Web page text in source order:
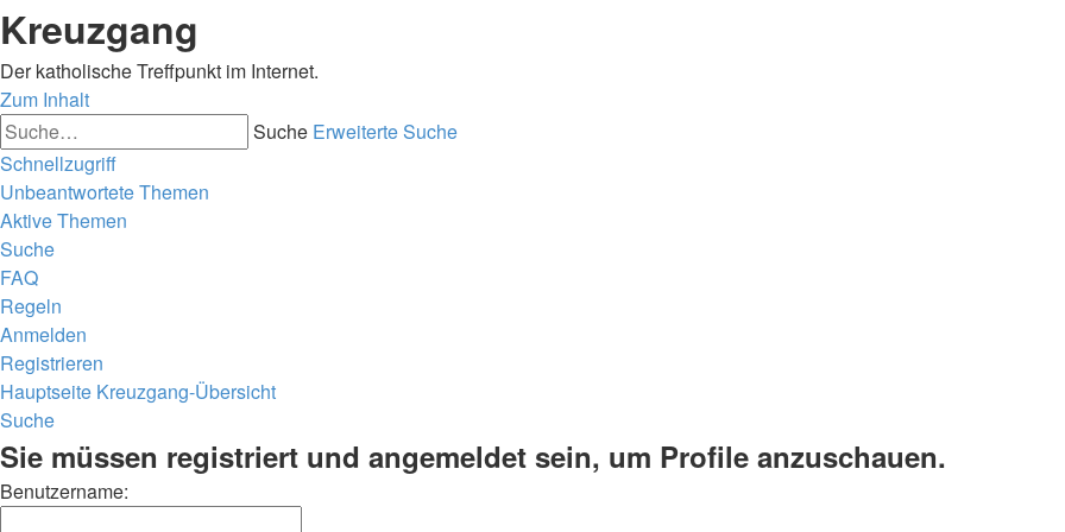
Kreuzgang
Der katholische Treffpunkt im Internet.
Zum Inhalt
Suche Erweiterte Suche
Schnellzugriff
Unbeantwortete Themen
Aktive Themen
Suche
FAQ
Regeln
Anmelden
Registrieren
Hauptseite Kreuzgang-Übersicht
Suche
Sie müssen registriert und angemeldet sein, um Profile anzuschauen.
Benutzername: